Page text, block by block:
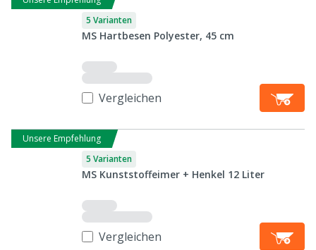
5 Varianten
MS Hartbesen Polyester, 45 cm
Vergleichen
Unsere Empfehlung
5 Varianten
MS Kunststoffeimer + Henkel 12 Liter
Vergleichen